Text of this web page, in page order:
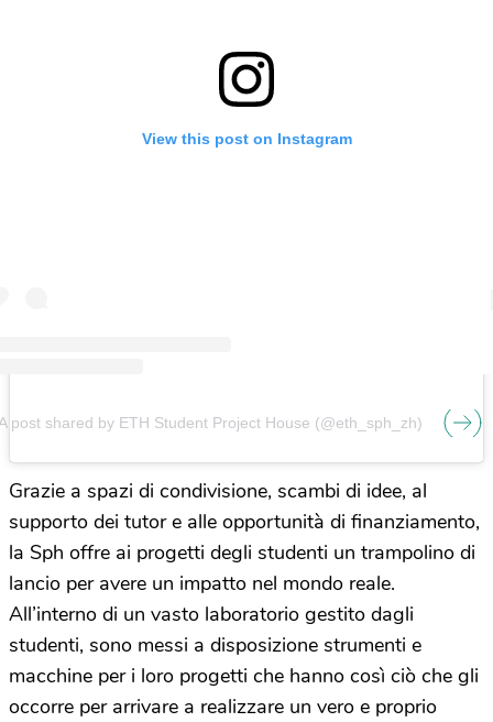
View this post on Instagram
post shared by ETH Student Project House (@eth_sph_zh)
Grazie a spazi di condivisione, scambi di idee, al
supporto dei tutor e alle opportunità di finanziamento,
la Sph offre ai progetti degli studenti un trampolino di
lancio per avere un impatto nel mondo reale.
All’interno di un vasto laboratorio gestito dagli
studenti, sono messi a disposizione strumenti e
macchine per i loro progetti che hanno così ciò che gli
occorre per arrivare a realizzare un vero e proprio